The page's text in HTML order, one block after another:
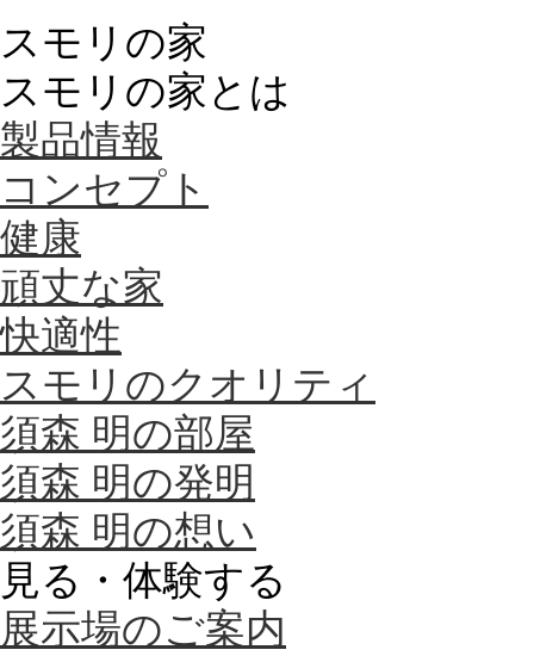
スモリの家
スモリの家とは
製品情報
コンセプト
健康
頑丈な家
快適性
スモリのクオリティ
須森 明の部屋
須森 明の発明
須森 明の想い
見る・体験する
展示場のご案内